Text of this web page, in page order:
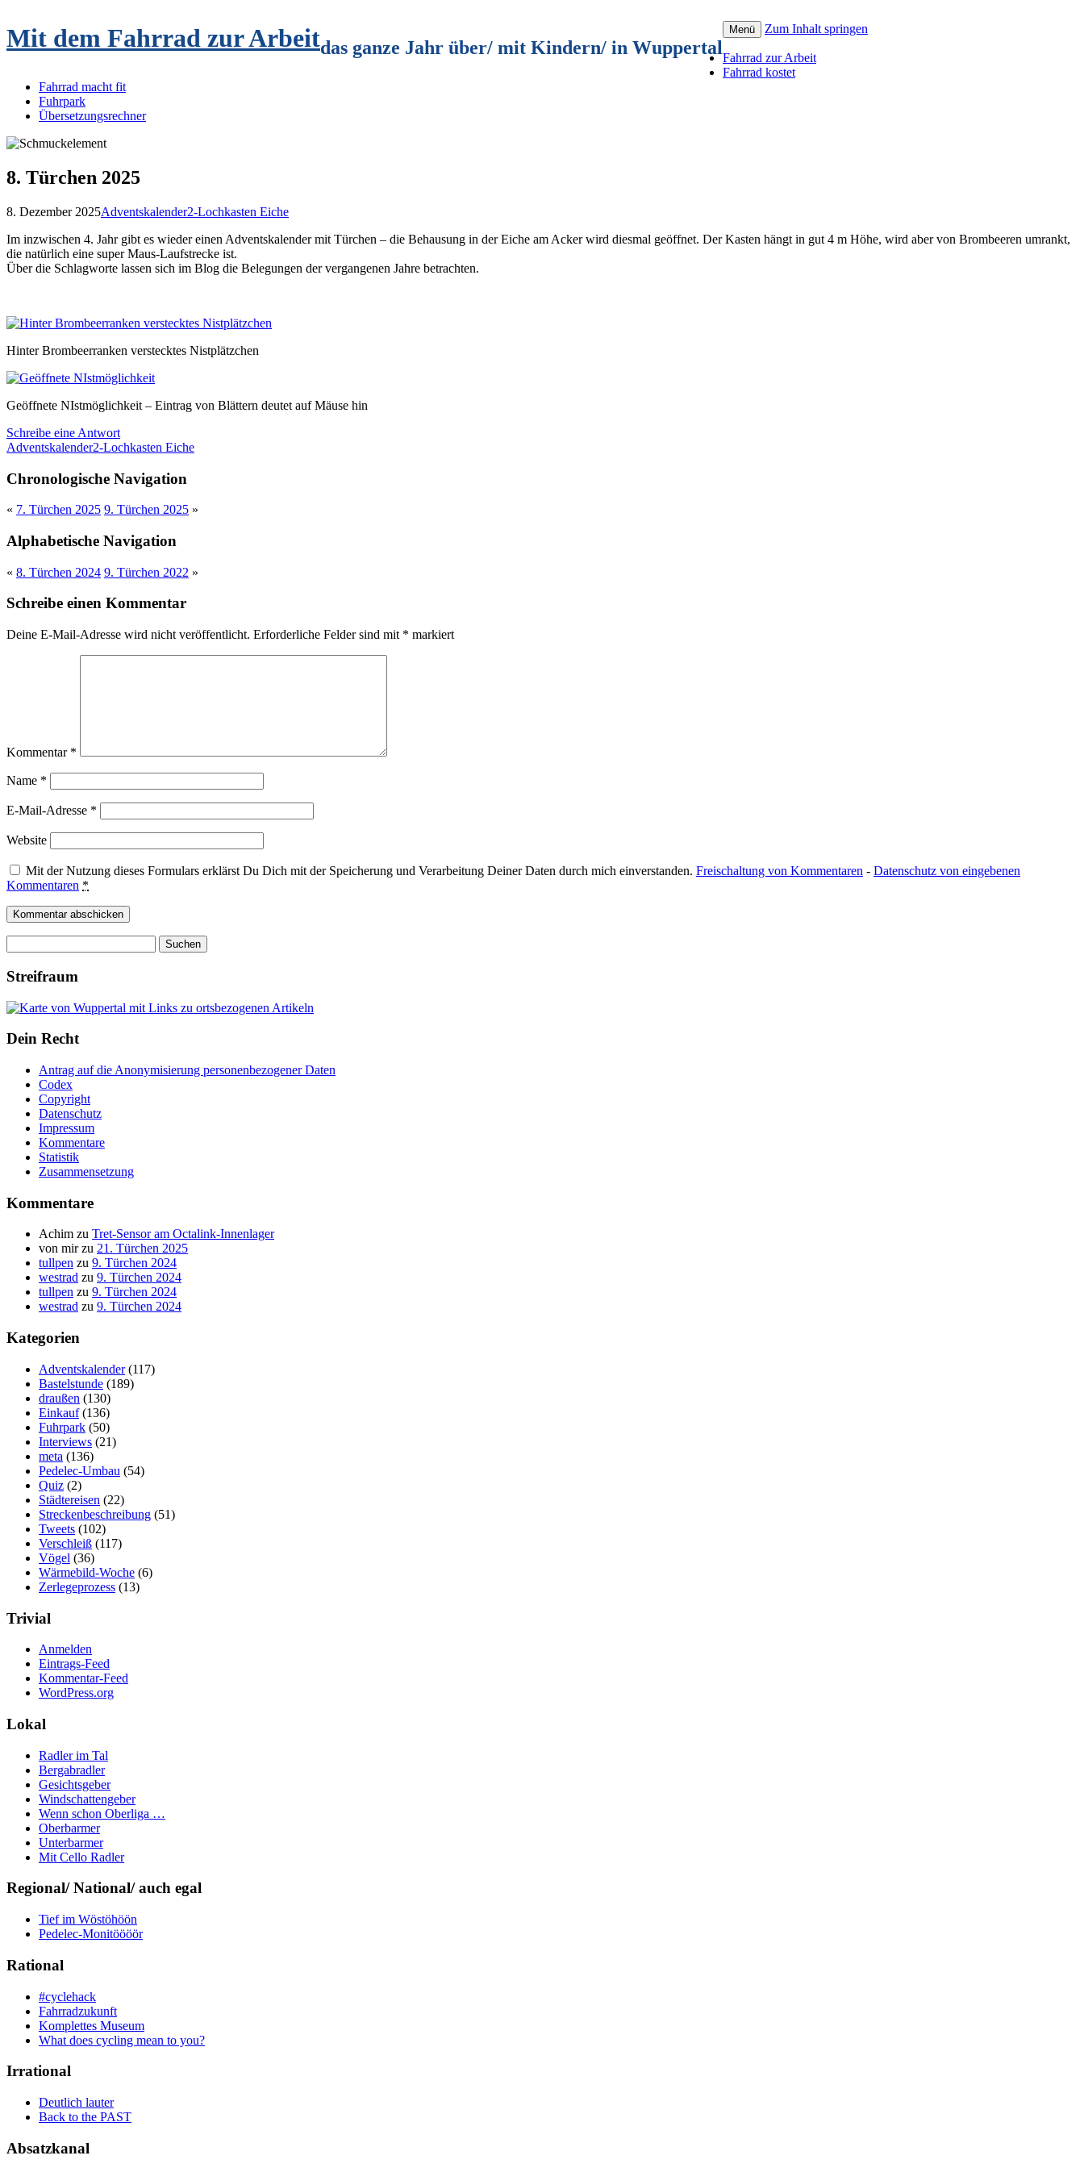
Mit dem Fahrrad zur Arbeitdas ganze Jahr über/ mit Kindern/ in Wuppertal
Menü Zum Inhalt springen
Fahrrad zur Arbeit
Fahrrad kostet
Fahrrad macht fit
Fuhrpark
Übersetzungsrechner
8. Türchen 2025
8. Dezember 2025Adventskalender2-Lochkasten Eiche
Im inzwischen 4. Jahr gibt es wieder einen Adventskalender mit Türchen – die Behausung in der Eiche am Acker wird diesmal geöffnet. Der Kasten hängt in gut 4 m Höhe, wird aber von Brombeeren umrankt,
die natürlich eine super Maus-Laufstrecke ist.
Über die Schlagworte lassen sich im Blog die Belegungen der vergangenen Jahre betrachten.
Hinter Brombeerranken verstecktes Nistplätzchen
Geöffnete NIstmöglichkeit – Eintrag von Blättern deutet auf Mäuse hin
Schreibe eine Antwort
Adventskalender2-Lochkasten Eiche
Chronologische Navigation
« 7. Türchen 2025 9. Türchen 2025 »
Alphabetische Navigation
« 8. Türchen 2024 9. Türchen 2022 »
Schreibe einen Kommentar
Deine E-Mail-Adresse wird nicht veröffentlicht. Erforderliche Felder sind mit * markiert
Kommentar *
Name *
E-Mail-Adresse *
Website
Mit der Nutzung dieses Formulars erklärst Du Dich mit der Speicherung und Verarbeitung Deiner Daten durch mich einverstanden. Freischaltung von Kommentaren - Datenschutz von eingebenen
Kommentaren *
nach:
Streifraum
Dein Recht
Antrag auf die Anonymisierung personenbezogener Daten
Codex
Copyright
Datenschutz
Impressum
Kommentare
Statistik
Zusammensetzung
Kommentare
Achim zu Tret-Sensor am Octalink-Innenlager
von mirzu 21. Türchen 2025
tullpen zu 9. Türchen 2024
westrad zu 9. Türchen 2024
tullpen zu 9. Türchen 2024
westrad zu 9. Türchen 2024
Kategorien
Adventskalender(117)
Bastelstunde (189)
draußen (130)
Einkauf(136)
Fuhrpark (50)
Interviews (21)
meta (136)
Pedelec-Umbau (54)
Quiz (2)
Städtereisen (22)
Streckenbeschreibung (51)
Tweets (102)
Verschleiß (117)
Vögel (36)
Wärmebild-Woche (6)
Zerlegeprozess (13)
Trivial
Anmelden
Eintrags-Feed
Kommentar-Feed
WordPress.org
Lokal
Radler im Tal
Bergabradler
Gesichtsgeber
Windschattengeber
Wenn schon Oberliga …
Oberbarmer
Unterbarmer
Mit Cello Radler
Regional/ National/ auch egal
Tief im Wöstöhöön
Pedelec-Monitöööör
Rational
#cyclehack
Fahrradzukunft
Komplettes Museum
What does cycling mean to you?
Irrational
Deutlich lauter
Back to the PAST
Absatzkanal